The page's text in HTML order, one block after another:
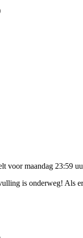
voormaandag 23:59
is onderweg! Als